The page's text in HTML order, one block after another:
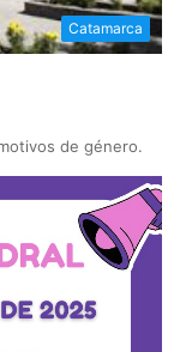
Catamarca
de género.